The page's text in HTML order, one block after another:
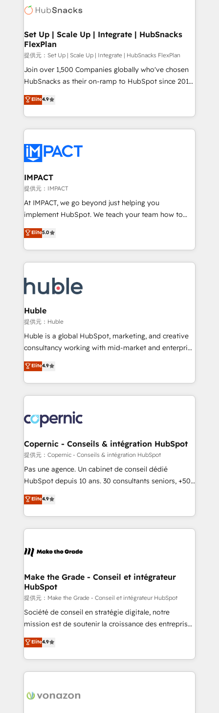
WooCommerce, BuilderTrend, and more Experience
the difference — reach out to see how AI + HubSpot
HubSpot development: websites, custom modules,
marketing, advertising, campaigns, content and
design We connect people, data and technology to
improve customer experiences. With our bright
people, exciting ideas and can-do mentality, we
ensure revenue growth on a daily basis. So tell us
team of 100+ experts is ready for you! Driving digital
growth | www.brightdigital.com
Set Up | Scale Up | Integrate | HubSnacks
FlexPlan
提供元：Set Up | Scale Up | Integrate | HubSnacks FlexPlan
Join over 1,500 Companies globally who've chosen
HubSnacks as their on-ramp to HubSpot since 2014
Simple pay-as-you-go plans that accelerate value...
1️⃣ Set Up | Onboarding New or Check-fixing existing
HubSpot portals 2️⃣ Scale Up | 100% HubSpot Task
Execution... Global 24/7 ... All Experts 3️⃣ Integrate |
Slash months from your API Integration project... ⬅️
Click "Contact Business" ⬅️ to access 150+ Kickstart
Integration templates that put HubSpot in the center
of your tech stack, syncing... 🛍️ Shopify or
WooCommerce 💲 Stripe or Paypal 💰 Sage or
Netsuite 🤖 Google or Microsoft ✍️ DocuSign or
the rare Advanced "Custom Integrations"
Accreditation, securely sync data across... 🔄 any
new HubSpot portal with Advanced Website and
CRM Migrations using our in-house "HubScrub" Tool.
Elite4.9
IMPACT
提供元：IMPACT
At IMPACT, we go beyond just helping you
implement HubSpot. We teach your team how to
master it. As the creators of the Endless Customers
System™ (the next evolution of They Ask, You
Answer), we’re the only HubSpot partner built
entirely around coaching and training. That means
skills, processes, and internal team you need to
attract the right buyers, close deals faster, and grow
without outside dependencies. You’ll learn how to: •
Set up, audit, and organize your HubSpot portal •
Get your sales team fully using HubSpot • Track
pipeline and revenue across the entire buyer journey
growth • Create content and videos that attract
buyers • Use AI to scale smarter Our coaching-led
lasts. So if you're ready to become the most trusted
voice in your market, let’s talk.
Elite5.0
Huble
提供元：Huble
Huble is a global HubSpot, marketing, and creative
consultancy working with mid-market and enterprise
businesses. We go beyond implementation, shaping
the strategy, processes, and teams that turn
HubSpot into a genuine growth engine. Named
HubSpot's Global Partner of the Year in 2024,
worldwide, and with over 15 years in the ecosystem,
Huble has built a track record that speaks for itself.
One company, one operating model, delivering
across offices and consulting teams in the UK, USA,
Canada, Germany, France, Belgium, Singapore, and
South Africa. Certified compliant with ISO/IEC
international offices and 175+ employees.
Elite4.9
Copernic - Conseils & intégration HubSpot
提供元：Copernic - Conseils & intégration HubSpot
Pas une agence. Un cabinet de conseil dédié
HubSpot depuis 10 ans. 30 consultants seniors, +500
clients, un ROI mesurable. Notre mission : faire de
HubSpot un vrai levier de performance pour votre
organisation. Cela passe par la compréhension de
vos processus, la fiabilisation de vos données et
la plateforme. Nos domaines d'intervention : -
& reprise de données - Stratégie RevOps &
alignement Marketing / Sales - Data, reporting &
tableaux de bord - Onboarding, audit &
optimisation - Intégrations métiers (ERP, téléphonie,
e-commerce) - Formation & accompagnement au
et grandes entreprises en France et à l'international,
dans des secteurs variés : SaaS, immobilier,
Elite4.9
Make the Grade - Conseil et intégrateur
HubSpot
提供元：Make the Grade - Conseil et intégrateur HubSpot
Société de conseil en stratégie digitale, notre
mission est de soutenir la croissance des entreprises
B2B à travers l’acquisition de nouveaux clients,
l'intégration CRM et le développement des revenus
auprès de vos comptes existants. En France et à
l'international, nous travaillons avec des ETI
delà d’une simple transformation digitale et des
Elite4.9